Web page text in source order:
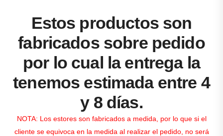
Estos productos son
fabricados sobre pedido
por lo cual la entrega la
tenemos estimada entre 4
y 8 días.
NOTA: Los estores son fabricados a medida, por lo que si el
cliente se equivoca en la medida al realizar el pedido, no será